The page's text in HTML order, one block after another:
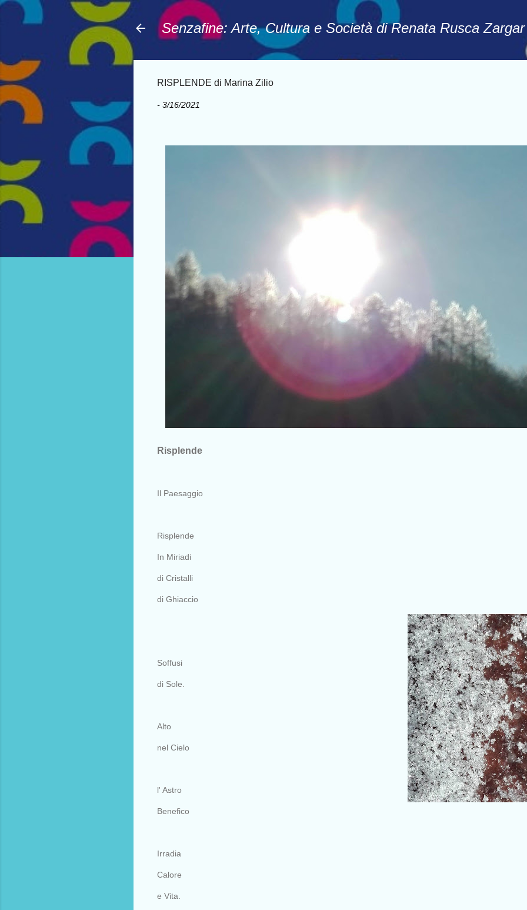
Senzafine: Arte, Cultura e Società di Renata Rusca Zargar
RISPLENDE di Marina Zilio
- 3/16/2021
Risplende
Il Paesaggio
Risplende
In Miriadi
di Cristalli
di Ghiaccio
Soffusi
di Sole.
Alto
nel Cielo
l' Astro
Benefico
Irradia
Calore
e Vita.